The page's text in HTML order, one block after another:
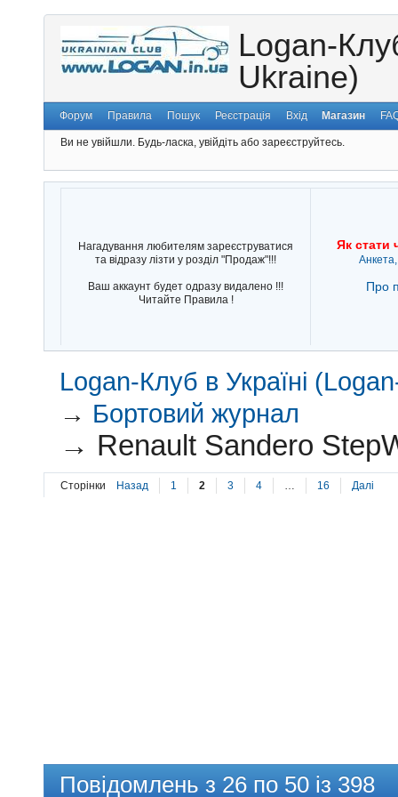
Logan-
Ukraine)
Форум Правила Пошук Реєстрація Вхід Магазин
Ви не увійшли. Будь-ласка, увійдіть або зареєструйтесь.
Нагадування любителям зареєструватися
та відразу лізти у розділ "Продаж"!!!
Ваш аккаунт будет одразу видалено !!!
Читайте Правила !
Як стати
Про
Logan-Клуб в Україні
→ Бортовий журнал
→ Renault Sandero
Сторінки Назад 1 2 3 4 16 Далі
Повідомлень з 26 по 50 із 398